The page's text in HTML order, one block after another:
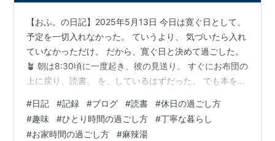
【おふ。の日記】2025年5月13日 今日は寛ぐ日として、
予定を一切入れなかった。 ていうより、 気づいたら入れ
ていなかっただけ。 だから、寛ぐ日と決めて過ごした。
🪴 朝は8:30頃に一度起き、彼の見送り。 すぐにお布団の
上に戻り、読書。 を、しているはずだった。 でも本を読
ぎだった。 「いくらなんでも寝過ぎでしょう、」 と、ひ
とり苦笑。 その後は、 「本の読める店（fuzkueフヅク
#日記 #記録 #ブログ #読書 #休日の過ごし方
#趣味 #ひとり時間の過ごし方 #丁寧な暮らし
#お家時間の過ごし方 #麻辣湯